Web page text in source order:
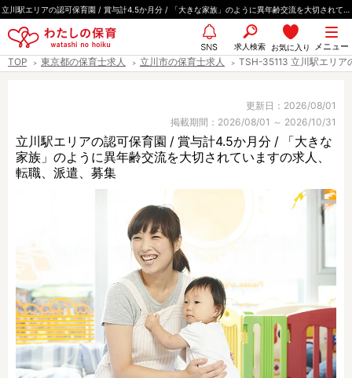
ペ
ー
の
立川駅エリアの認可保育園 / 賞与計4.5か月分 / 「大きな家族」のように異年齢交流を大切されています
メニュー
お気に入り
求人検索
SNS
TOP 東京都の保育士求人 立川市の保育士求人 TSH-35113 立川駅エリア
更新日：2026/08/01
掲載期間：2026/08/01 ～ 2026/10/31
立川駅エリアの認可保育園 / 賞与計4.5か月分 / 「大きな
家族」のように異年齢交流を大切されていますの求人、
転職、派遣、募集
都道府県
雇用形態
職種
保育士
保育教諭
保育補助
幼稚園教諭
放課後児童支援員
学童スタッフ
栄養士
調理師
調理補助
看護師